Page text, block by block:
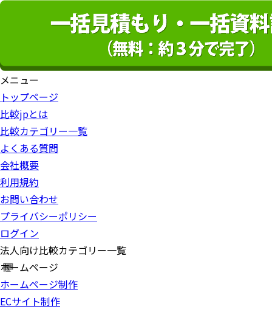
メニュー
トップページ
比較jpとは
比較カテゴリー一覧
よくある質問
会社概要
利用規約
お問い合わせ
プライバシーポリシー
ログイン
法人向け比較カテゴリー一覧
ホームページ
ホームページ制作
ECサイト制作